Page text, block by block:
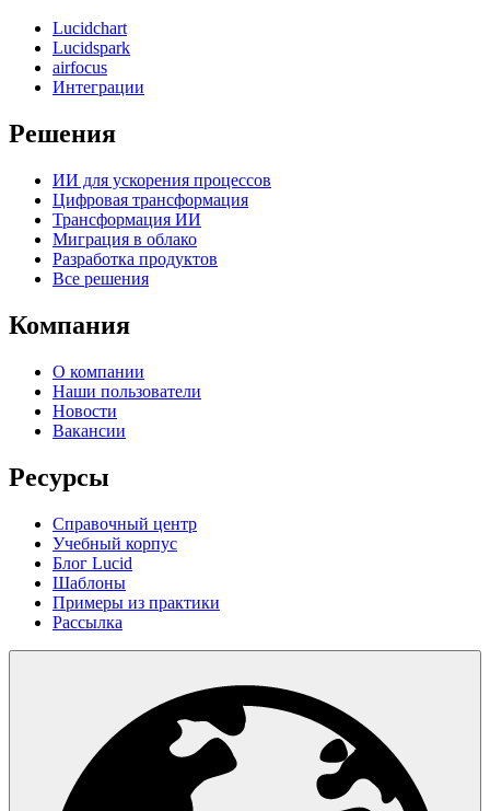
Lucidchart
Lucidspark
airfocus
Интеграции
Решения
ИИ для ускорения процессов
Цифровая трансформация
Трансформация ИИ
Миграция в облако
Разработка продуктов
Все решения
Компания
О компании
Наши пользователи
Новости
Вакансии
Ресурсы
Справочный центр
Учебный корпус
Блог Lucid
Шаблоны
Примеры из практики
Рассылка